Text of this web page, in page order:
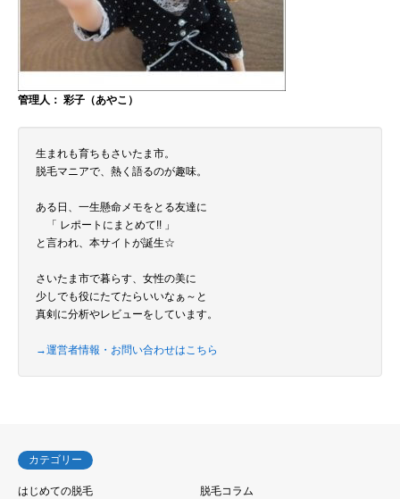
管理人： 彩子（あやこ）
生まれも育ちもさいたま市。
脱毛マニアで、熱く語るのが趣味。
ある日、一生懸命メモをとる友達に
「 レポートにまとめて!! 」
と言われ、本サイトが誕生☆
さいたま市で暮らす、女性の美に
少しでも役にたてたらいいなぁ～と
真剣に分析やレビューをしています。
→運営者情報・お問い合わせはこちら
カテゴリー
はじめての脱毛
脱毛コラム